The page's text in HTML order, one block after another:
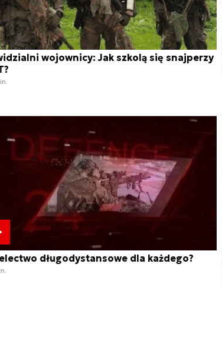
wojownicy: Jak szkolą się snajperzy
długodystansowe dla każdego?